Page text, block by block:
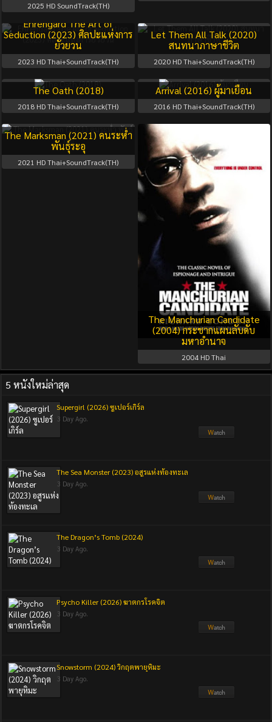
2025 HD SoundTrack(TH)
Ehrengard The Art of
Seduction (2023) ศิลปะแห่งการ
ยั่วยวน
2023 HD Thai+SoundTrack(TH)
Let Them All Talk (2020)
สนทนาภาษาชีวิต
2020HD Thai+SoundTrack(TH)
The Oath (2018)
2018 HD Thai+SoundTrack(TH)
Arrival (2016) ผู้มาเยือน
2016 HD Thai+SoundTrack(TH)
The Marksman (2021) คนระห่ำ
พันธุ์ระอุ
2021 HD Thai+SoundTrack(TH)
The Manchurian Candidate
(2004) กระชากแผนลับดับ
มหาอำนาจ
2004 HD Thai
5 หนังใหม่ล่าสุด
Supergirl (2026) ซูเปอร์เกิร์ล
3 Day Ago.
The Sea Monster (2023) อสูรแห่งท้องทะเล
3 Day Ago.
The Dragon’s Tomb (2024)
3 Day Ago.
Psycho Killer (2026) ฆาตกรโรคจิต
3 Day Ago.
Snowstorm (2024) วิกฤตพายุหิมะ
3 Day Ago.